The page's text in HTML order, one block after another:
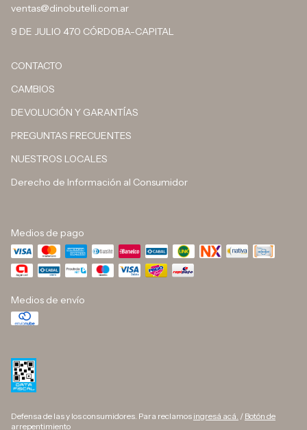
ventas@dinobutelli.com.ar
9 DE JULIO 470 CÓRDOBA-CAPITAL
CONTACTO
CAMBIOS
DEVOLUCIÓN Y GARANTÍAS
PREGUNTAS FRECUENTES
NUESTROS LOCALES
Derecho de Información al Consumidor
Medios de pago
Medios de envío
Defensa de las y los consumidores. Para reclamos ingresá acá. / Botón de
arrepentimiento